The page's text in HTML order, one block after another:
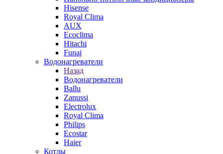
Hisense
Royal Clima
AUX
Ecoclima
Hitachi
Funai
Водонагреватели
Назад
Водонагреватели
Ballu
Zanussi
Electrolux
Royal Clima
Philips
Ecostar
Haier
Котлы